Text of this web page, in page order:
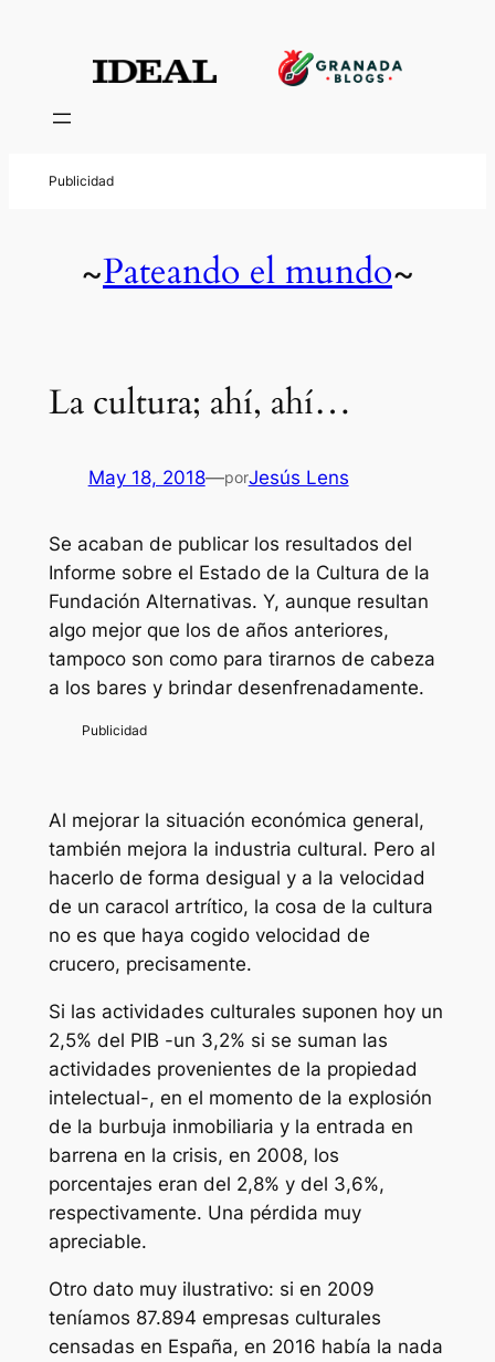
~Pateando el mundo~
La cultura; ahí, ahí…
May 18, 2018—porJesús Lens
Se acaban de publicar los resultados del
Informe sobre el Estado de la Cultura de la
Fundación Alternativas. Y, aunque resultan
algo mejor que los de años anteriores,
tampoco son como para tirarnos de cabeza
a los bares y brindar desenfrenadamente.
Al mejorar la situación económica general,
también mejora la industria cultural. Pero al
hacerlo de forma desigual y a la velocidad
de un caracol artrítico, la cosa de la cultura
no es que haya cogido velocidad de
crucero, precisamente.
Si las actividades culturales suponen hoy un
2,5% del PIB -un 3,2% si se suman las
actividades provenientes de la propiedad
intelectual-, en el momento de la explosión
de la burbuja inmobiliaria y la entrada en
barrena en la crisis, en 2008, los
porcentajes eran del 2,8% y del 3,6%,
respectivamente. Una pérdida muy
apreciable.
Otro dato muy ilustrativo: si en 2009
teníamos 87.894 empresas culturales
censadas en España, en 2016 había la nada